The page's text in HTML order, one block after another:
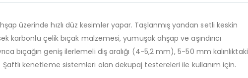
üzerinde hızlı düz kesimler yapar. Taşlanmış yandan setli keskin
karbonlu çelik bıçak malzemesi, yumuşak ahşap ve aşındırıcı
bıçağın geniş ilerlemeli diş aralığı (4-5,2 mm), 5-50 mm kalınlıktaki
kenetleme sistemleri olan dekupaj testereleri ile kullanım için.